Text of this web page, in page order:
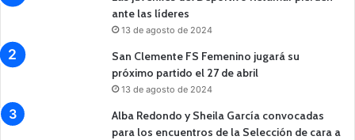
ante las líderes
13 de agosto de 2024
San Clemente FS Femenino jugará su
próximo partido el 27 de abril
13 de agosto de 2024
Alba Redondo y Sheila García convocadas
para los encuentros de la Selección de cara a